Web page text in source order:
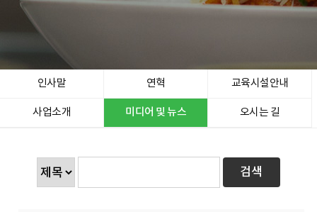
인사말 연혁 교육시설안내
사업소개 미디어 및 뉴스 오시는 길